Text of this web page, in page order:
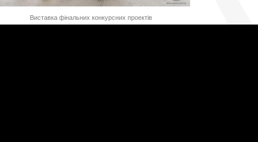
Виставка фінальних конкурсних проектів